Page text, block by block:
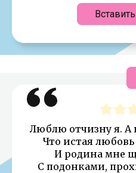
Люблю отчизну я. А
Что истая
И родина мне
С подонками,